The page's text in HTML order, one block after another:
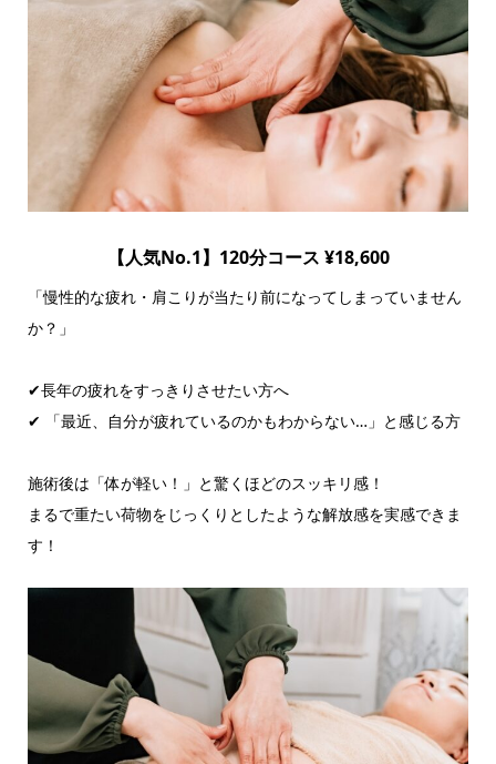
【人気No.1】120分コース ¥18,600
「慢性的な疲れ・肩こりが当たり前になってしまっていません
か？」
✔長年の疲れをすっきりさせたい方へ
✔ 「最近、自分が疲れているのかもわからない…」と感じる方
施術後は「体が軽い！」と驚くほどのスッキリ感！
まるで重たい荷物をじっくりとしたような解放感を実感できま
す！